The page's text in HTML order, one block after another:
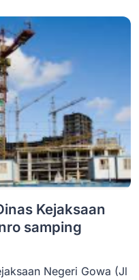
Kejaksaan
samping
Negeri Gowa (Jl